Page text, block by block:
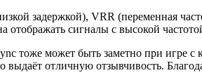
задержкой), VRR (переменная
сигналы с высокой
тоже может быть заметно при игре
выдаёт отличную отзывчивость.